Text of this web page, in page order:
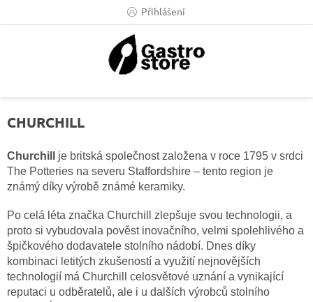
Přihlášení
CHURCHILL
Churchill
je britská společnost založena v roce 1795 v srdci
The Potteries na severu Staffordshire – tento region je
známý díky výrobě známé keramiky.
Po celá léta značka Churchill zlepšuje svou technologii, a
proto si vybudovala pověst inovačního, velmi spolehlivého a
špičkového dodavatele stolního nádobí. Dnes díky
kombinaci letitých zkušeností a využití nejnovějších
technologií má Churchill celosvětové uznání a vynikající
reputaci u odběratelů, ale i u dalších výrobců stolního